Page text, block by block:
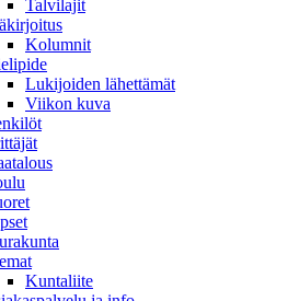
Talvilajit
Kolumnit
Lukijoiden lähettämät
Viikon kuva
Kuntaliite